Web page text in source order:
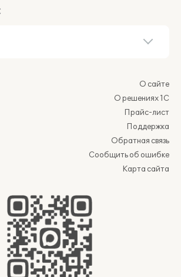
О сайте
О решениях 1С
Прайс-лист
Поддержка
Обратная связь
Сообщить об ошибке
Карта сайта